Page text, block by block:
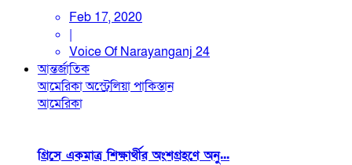
Feb 17, 2020
|
Voice Of Narayanganj 24
আন্তর্জাতিক
আমেরিকাঅস্ট্রেলিয়াপাকিস্তান
আমেরিকা
গ্রিসে একমাত্র শিক্ষার্থীর অংশগ্রহণে অনু...